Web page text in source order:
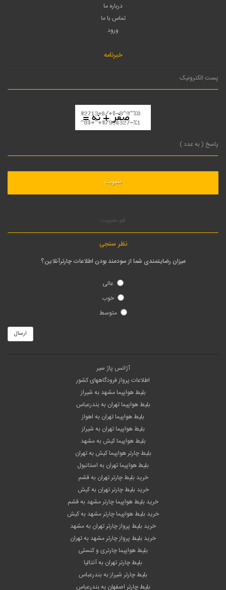
درباره ما
تماس با ما
ورود
خبرنامه
لغو عضویت
نظر سنجی
میزان رضایتمندی شما از سودمند بودن اطلاعات چارترآنلاین؟
عالی
خوب
متوسط
ارسال
آژانس پاژ سیر
اطلاعات پرواز فرودگاههای کشور
بلیط هواپیما مشهد به شیراز
بلیط هواپیما تهران به بندرعباس
بلیط هواپیما تهران به اهواز
بلیط هواپیما تهران به شیراز
بلیط هواپیما کیش به مشهد
بلیط چارتر هواپیما کیش به تهران
بلیط هواپیما تهران به استانبول
خرید بلیط چارتر تهران به قشم
خرید بلیط چارتر تهران به کیش
خرید بلیط هواپیما چارتر مشهد به قشم
خرید بلیط هواپیما چارتر مشهد به کیش
خرید بلیط پرواز چارتر تهران به مشهد
خرید بلیط پرواز چارتر مشهد به تهران
بلیط هواپیما چارتری و کنسلی
بلیط چارتر تهران به آنتالیا
بلیط چارتر شیراز به بندرعباس
بلیط چارتر اصفهان به بندرعباس